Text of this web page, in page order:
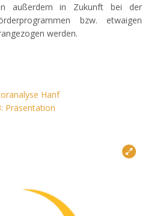
außerdem in Zukunft bei der
bzw. etwaigen
werden.
Hanf
Präsentation